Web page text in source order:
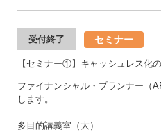
受付終了 セミナー
【セミナー①】キャッシュレス化
ファイナンシャル・プランナー（
します。
多目的講義室（大）